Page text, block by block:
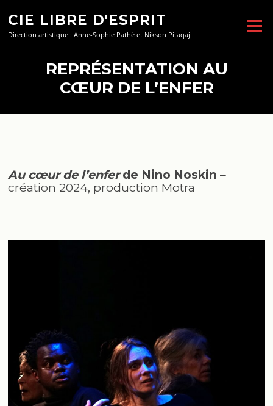
contenu
CIE LIBRE D'ESPRIT
Direction artistique : Anne-Sophie Pathé et Nikson Pitaqaj
Menu
REPRÉSENTATION AU
CŒUR DE L’ENFER
Au cœur de l’enferde Nino Noskin –
création 2024, production Motra